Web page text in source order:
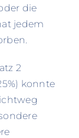
die
jedem
2
konnte